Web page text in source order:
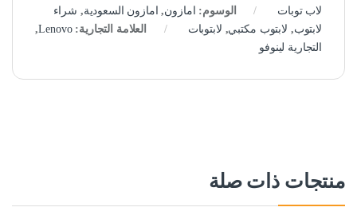
لاب توبات
الوسوم: امازون, امازون السعودية, شراء
لابتوب, لابتوب مكتبي, لابتوبات العلامة التجارية:Lenovo
,
التجارية لينوفو
منتجات ذات صلة